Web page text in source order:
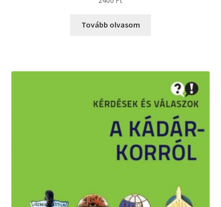
Tovább olvasom